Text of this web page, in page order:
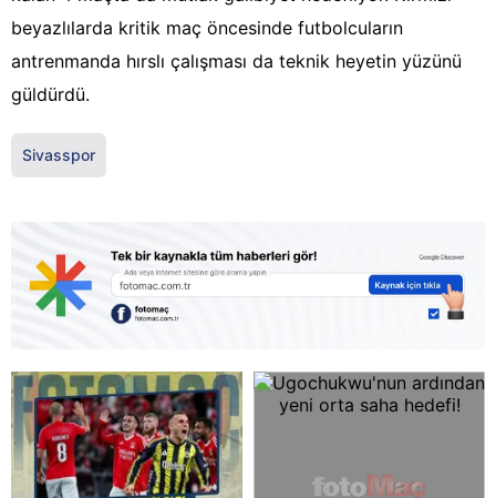
beyazlılarda kritik maç öncesinde futbolcuların
antrenmanda hırslı çalışması da teknik heyetin yüzünü
güldürdü.
Sivasspor